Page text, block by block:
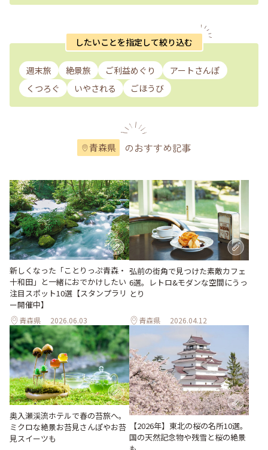
したいことを指定して絞り込む
週末旅 絶景旅 ご利益めぐり
アートさんぽ
くつろぐ
いやされる ごほうび
青森県 のおすすめ記事
新しくなった「ことりっぷ青森・
十和田」と一緒におでかけしたい
注目スポット10選【スタンプラリ
ー開催中】
青森県 2026.06.03
弘前の街角で見つけた素敵カフェ
6選。レトロ&モダンな空間にうっ
とり
青森県 2026.04.12
奥入瀬渓流ホテルで春の苔旅へ。
ミクロな絶景お苔見さんぽやお苔
見スイーツも
【2026年】東北の桜の名所10選。
国の天然記念物や残雪と桜の絶景